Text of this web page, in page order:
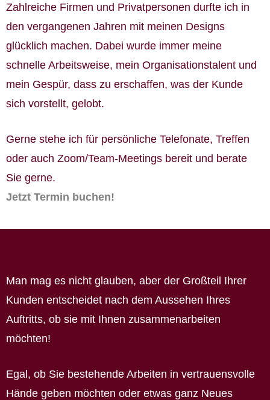
Zahlreiche Firmen und Privatpersonen durfte ich in
den vergangenen Jahren mit meinen Designs
glücklich machen. Dabei wurde immer meine
schnelle Arbeitsweise, mein Organisationstalent und
mein Gespür, dass zu erschaffen, was der Kunde
sich vorstellt, gelobt.
Gerne stehe ich für persönliche Telefonate, Treffen
oder auch Zoom/Team-Meetings bereit und berate
Sie gerne.
Jetzt Termin buchen!
Man mag es nicht glauben, aber der Großteil Ihrer
Kunden entscheidet nach dem Aussehen Ihres
Auftritts, ob sie mit Ihnen zusammenarbeiten
möchten!
Egal, ob Sie bestehende Arbeiten in vertrauensvolle
Hände geben möchten oder etwas ganz Neues